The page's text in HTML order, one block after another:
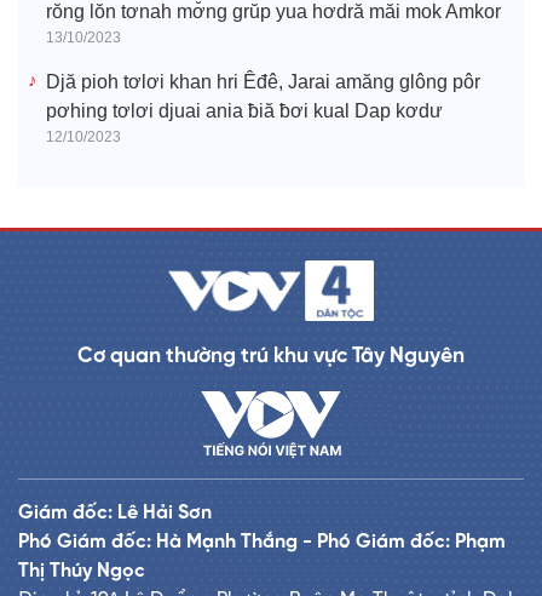
rŏng lŏn tơnah mơ̆ng grŭp yua hơdră măi mok Amkor
13/10/2023
Djă pioh tơlơi khan hri Êđê, Jarai amăng glông pôr
pơhing tơlơi djuai ania ƀiă ƀơi kual Dap kơdư
12/10/2023
Cơ quan thường trú khu vực Tây Nguyên
Giám đốc: Lê Hải Sơn
Phó Giám đốc: Hà Mạnh Thắng - Phó Giám đốc: Phạm
Thị Thúy Ngọc